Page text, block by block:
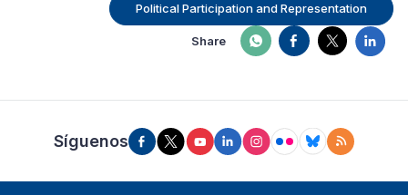
Political Participation and Representation
Share
Síguenos